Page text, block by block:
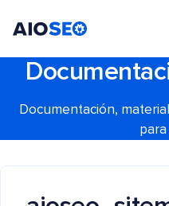
Documentación,
para